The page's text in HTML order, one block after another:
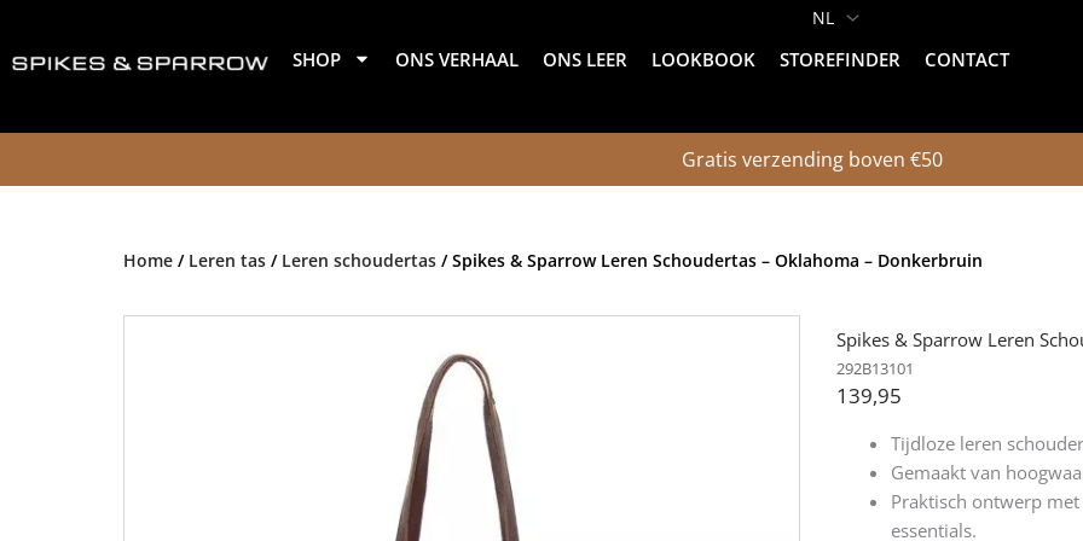
de
SHOP ONS VERHAAL ONS LEER LOOKBOOK STOREFINDER CONTACT
Gratis verzending boven €50
Home / Leren tas / Leren schoudertas / Spikes & Sparrow Leren Schoudertas – Oklahoma – Donkerbruin
Spikes & Sparrow Leren
292B13101
139,95
Tijdloze leren
Gemaakt van
Praktisch ontwerp
essentials.